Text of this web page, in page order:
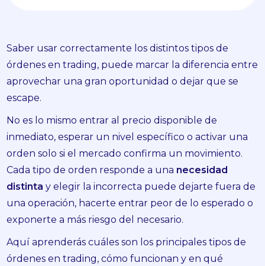
Saber usar correctamente los distintos tipos de
órdenes en trading, puede marcar la diferencia entre
aprovechar una gran oportunidad o dejar que se
escape.
No es lo mismo entrar al precio disponible de
inmediato, esperar un nivel específico o activar una
orden solo si el mercado confirma un movimiento.
Cada tipo de orden responde a una necesidad
distinta y elegir la incorrecta puede dejarte fuera de
una operación, hacerte entrar peor de lo esperado o
exponerte a más riesgo del necesario.
Aquí aprenderás cuáles son los principales tipos de
órdenes en trading, cómo funcionan y en qué